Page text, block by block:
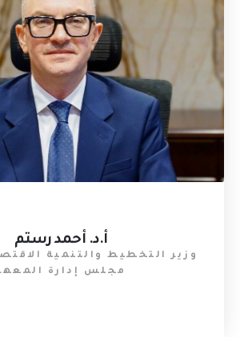
أ.د. أحمد رستم
وزير التخطيط والتنمية
مجلس إدارة